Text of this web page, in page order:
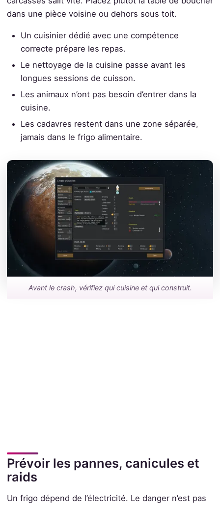
dans une pièce voisine ou dehors sous toit.
Un cuisinier dédié avec une compétence
correcte prépare les repas.
Le nettoyage de la cuisine passe avant les
longues sessions de cuisson.
Les animaux n’ont pas besoin d’entrer dans la
cuisine.
Les cadavres restent dans une zone séparée,
jamais dans le frigo alimentaire.
Avant le crash, vérifiez qui cuisine et qui construit.
Prévoir les pannes, canicules et
raids
Un frigo dépend de l’électricité. Le danger n’est pas